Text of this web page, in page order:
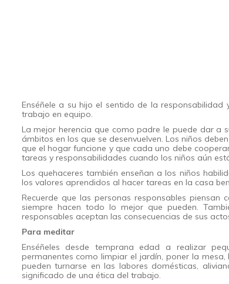
Enséñele a su hijo el sentido de la
trabajo en equipo.
La mejor herencia que como padre le puede dar a
ámbitos en los que se desenvuelven. Los niños
que el hogar funcione y que cada uno debe
tareas y responsabilidades cuando los niños aún
Los quehaceres también enseñan a los niños
los valores aprendidos al hacer tareas en la casa
Recuerde que las personas responsables
siempre hacen todo lo mejor que pueden.
responsables aceptan las consecuencias de sus
Para meditar
Enséñeles desde temprana edad a realizar
permanentes como limpiar el jardín, poner la
pueden turnarse en las labores domésticas,
significado de una ética del trabajo.